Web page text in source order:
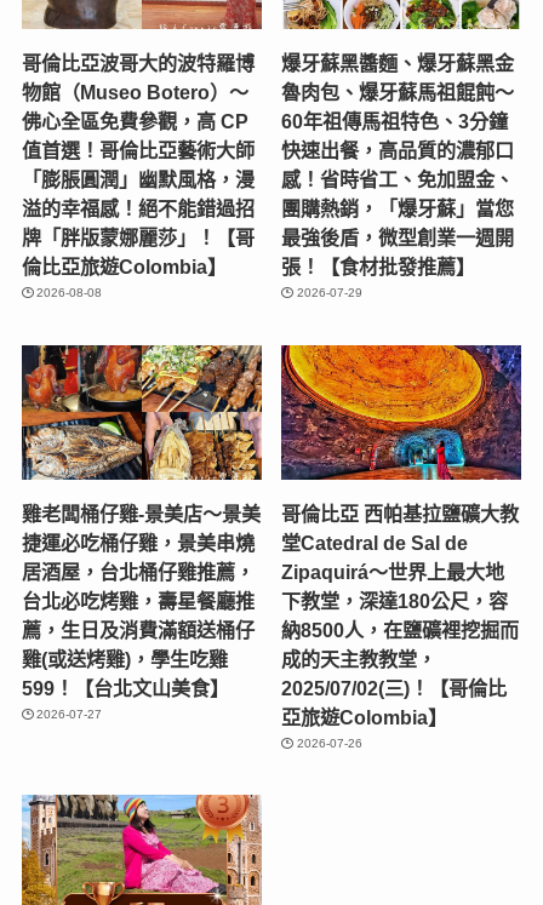
哥倫比亞波哥大的波特羅博
物館（Museo Botero）～
佛心全區免費參觀，高 CP
值首選！哥倫比亞藝術大師
「膨脹圓潤」幽默風格，漫
溢的幸福感！絕不能錯過招
牌「胖版蒙娜麗莎」！【哥
倫比亞旅遊Colombia】
2026-08-08
爆牙蘇黑醬麵、爆牙蘇黑金
魯肉包、爆牙蘇馬祖餛飩～
60年祖傳馬祖特色、3分鐘
快速出餐，高品質的濃郁口
感！省時省工、免加盟金、
團購熱銷，「爆牙蘇」當您
最強後盾，微型創業一週開
張！【食材批發推薦】
2026-07-29
雞老闆桶仔雞-景美店〜景美
捷運必吃桶仔雞，景美串燒
居酒屋，台北桶仔雞推薦，
台北必吃烤雞，壽星餐廳推
薦，生日及消費滿額送桶仔
雞(或送烤雞)，學生吃雞
599！【台北文山美食】
2026-07-27
哥倫比亞 西帕基拉鹽礦大教
堂Catedral de Sal de
Zipaquirá～世界上最大地
下教堂，深達180公尺，容
納8500人，在鹽礦裡挖掘而
成的天主教教堂，
2025/07/02(三)！【哥倫比
亞旅遊Colombia】
2026-07-26